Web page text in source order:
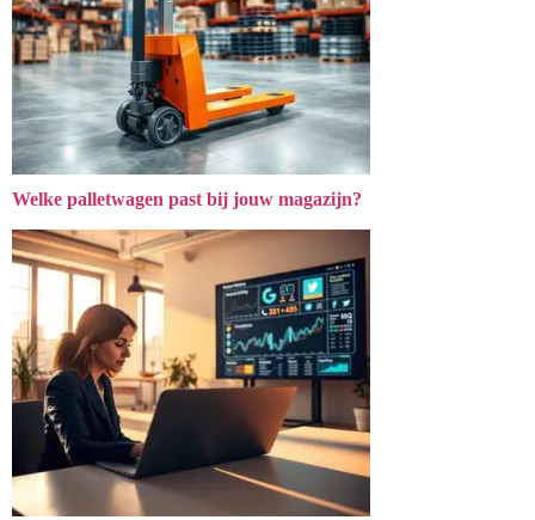
Welke palletwagen past bij jouw magazijn?